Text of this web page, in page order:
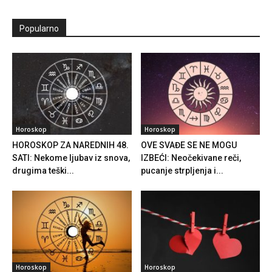
Popularno
Horoskop
HOROSKOP ZA NAREDNIH 48.
SATI: Nekome ljubav iz snova,
drugima teški...
Horoskop
OVE SVAĐE SE NE MOGU
IZBEĆI: Neočekivane reči,
pucanje strpljenja i...
Horoskop Horoskop